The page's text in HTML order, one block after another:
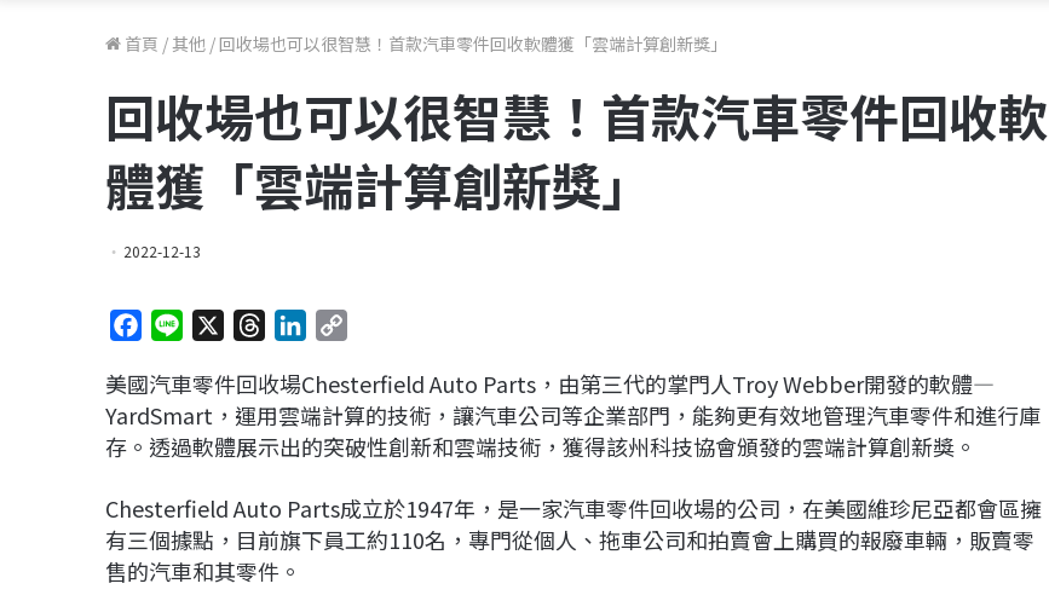
首頁 /其他 /回收場也可以很智慧！首款汽車零件回收軟體獲「雲端計算創新獎」
回收場也可以很智慧！首款汽車零件回收軟
體獲「雲端計算創新獎」
2022-12-13
c
e
b
o
k
n
e
r
e
a
s
n
k
e
I
n
p
y
L
n
k
美國汽車零件回收場Chesterfield Auto Parts，由第三代的掌門人Troy Webber開發的軟體—
YardSmart，運用雲端計算的技術，讓汽車公司等企業部門，能夠更有效地管理汽車零件和進行庫
存。透過軟體展示出的突破性創新和雲端技術，獲得該州科技協會頒發的雲端計算創新獎。
Chesterfield Auto Parts成立於1947年，是一家汽車零件回收場的公司，在美國維珍尼亞都會區擁
有三個據點，目前旗下員工約110名，專門從個人、拖車公司和拍賣會上購買的報廢車輛，販賣零
售的汽車和其零件。